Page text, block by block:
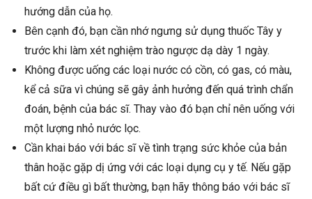
hướng dẫn của họ.
Bên cạnh đó, bạn cần nhớ ngưng sử dụng thuốc Tây y
trước khi làm xét nghiệm trào ngược dạ dày 1 ngày.
Không được uống các loại nước có cồn, có gas, có màu,
kể cả sữa vì chúng sẽ gây ảnh hưởng đến quá trình chẩn
đoán, bệnh của bác sĩ. Thay vào đó bạn chỉ nên uống với
một lượng nhỏ nước lọc.
Cần khai báo với bác sĩ về tình trạng sức khỏe của bản
thân hoặc gặp dị ứng với các loại dụng cụ y tế. Nếu gặp
bất cứ điều gì bất thường, bạn hãy thông báo với bác sĩ